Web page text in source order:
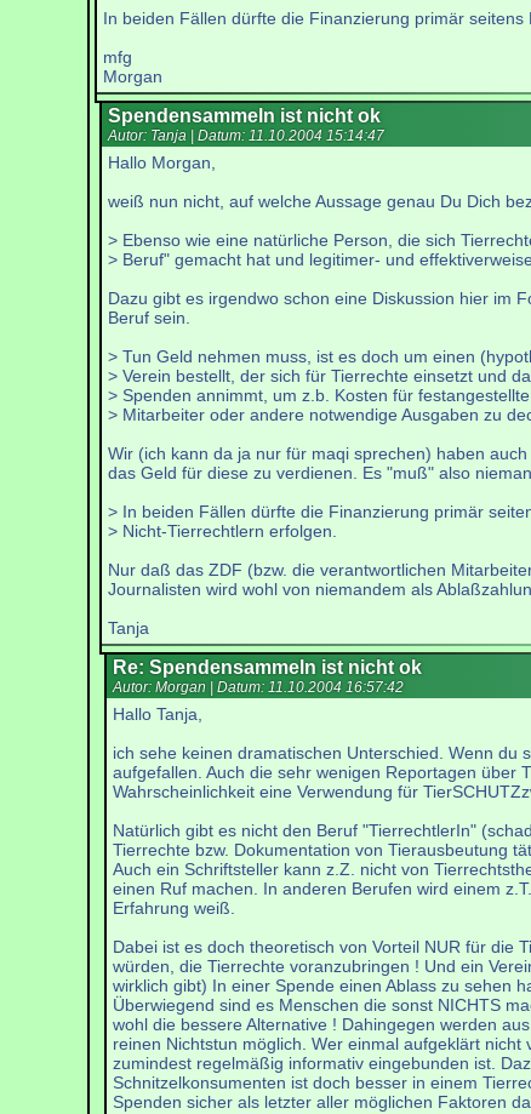
In beiden Fällen dürfte die Finanzierung primär seitens
mfg
Morgan
Spendensammeln ist nicht ok
Autor: Tanja | Datum: 11.10.2004 15:14:47
Hallo Morgan,
weiß nun nicht, auf welche Aussage genau Du Dich
> Ebenso wie eine natürliche Person, die sich
> Beruf" gemacht hat und legitimer- und
Dazu gibt es irgendwo schon eine Diskussion hier im
Beruf sein.
> Tun Geld nehmen muss, ist es doch um einen
> Verein bestellt, der sich für Tierrechte einsetzt und
> Spenden annimmt, um z.b. Kosten für festangestellte
> Mitarbeiter oder andere notwendige Ausgaben zu
Wir (ich kann da ja nur für maqi sprechen) haben
das Geld für diese zu verdienen. Es "muß" also
> In beiden Fällen dürfte die Finanzierung primär
> Nicht-Tierrechtlern erfolgen.
Nur daß das ZDF (bzw. die verantwortlichen
Journalisten wird wohl von niemandem als
Tanja
Re: Spendensammeln ist nicht ok
Autor: Morgan | Datum: 11.10.2004 16:57:42
Hallo Tanja,
ich sehe keinen dramatischen Unterschied. Wenn
aufgefallen. Auch die sehr wenigen Reportagen über
Wahrscheinlichkeit eine Verwendung für
Natürlich gibt es nicht den Beruf "TierrechtlerIn"
Tierrechte bzw. Dokumentation von Tierausbeutung
Auch ein Schriftsteller kann z.Z. nicht von
einen Ruf machen. In anderen Berufen wird einem
Erfahrung weiß.
Dabei ist es doch theoretisch von Vorteil NUR für die
würden, die Tierrechte voranzubringen ! Und ein
wirklich gibt) In einer Spende einen Ablass zu sehen
Überwiegend sind es Menschen die sonst NICHTS
wohl die bessere Alternative ! Dahingegen werden
reinen Nichtstun möglich. Wer einmal aufgeklärt
zumindest regelmäßig informativ eingebunden ist.
Schnitzelkonsumenten ist doch besser in einem
Spenden sicher als letzter aller möglichen Faktoren